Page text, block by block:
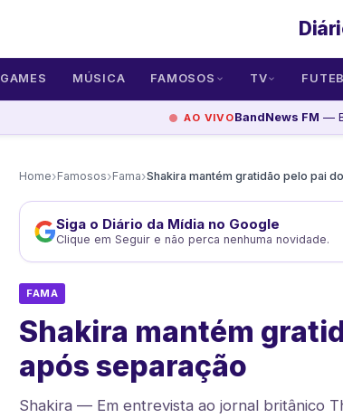
GAMES MÚSICA FAMOSOS TV
AO VIVOBandNews FM —
Home›Famosos›Fama›
Siga o Diário da Mídia no Google
Clique em Seguir e não perca nenhuma novidade.
FAMA
Shakira mantém
após separação
Shakira — Em entrevista ao jornal britânico